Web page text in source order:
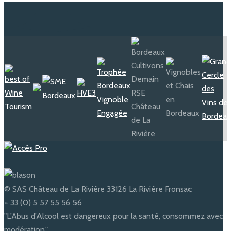
© SAS Château de La Rivière 33126 La Rivière Fronsac
+ 33 (0) 5 57 55 56 56
"L'Abus d'Alcool est dangereux pour la santé, consommez avec